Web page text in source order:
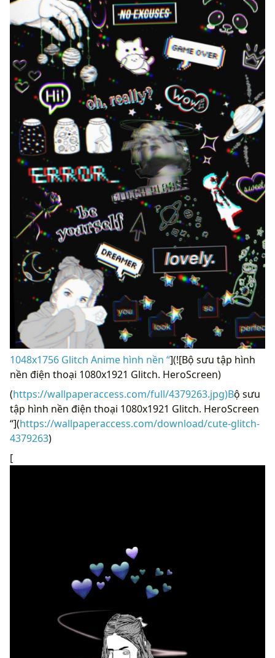
1048x1756 Glitch Anime hình nền “](![Bộ sưu tập hình
nền điện thoại 1080x1921 Glitch. HeroScreen)
(https://wallpaperaccess.com/full/4379263.jpg)B
tập hình nền điện thoại 1080x1921 Glitch. HeroScreen
“](https://wallpaperaccess.com/download/cute-glitch-
4379263)
[